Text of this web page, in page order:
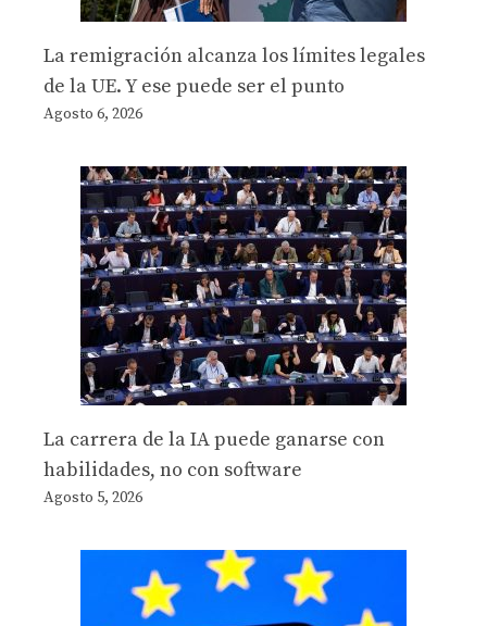
La remigración alcanza los límites legales
de la UE. Y ese puede ser el punto
Agosto 6, 2026
La carrera de la IA puede ganarse con
habilidades, no con software
Agosto 5, 2026